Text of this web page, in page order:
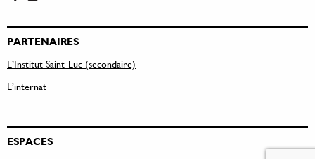
PARTENAIRES
L’Institut Saint-Luc (secondaire)
L’internat
ESPACES